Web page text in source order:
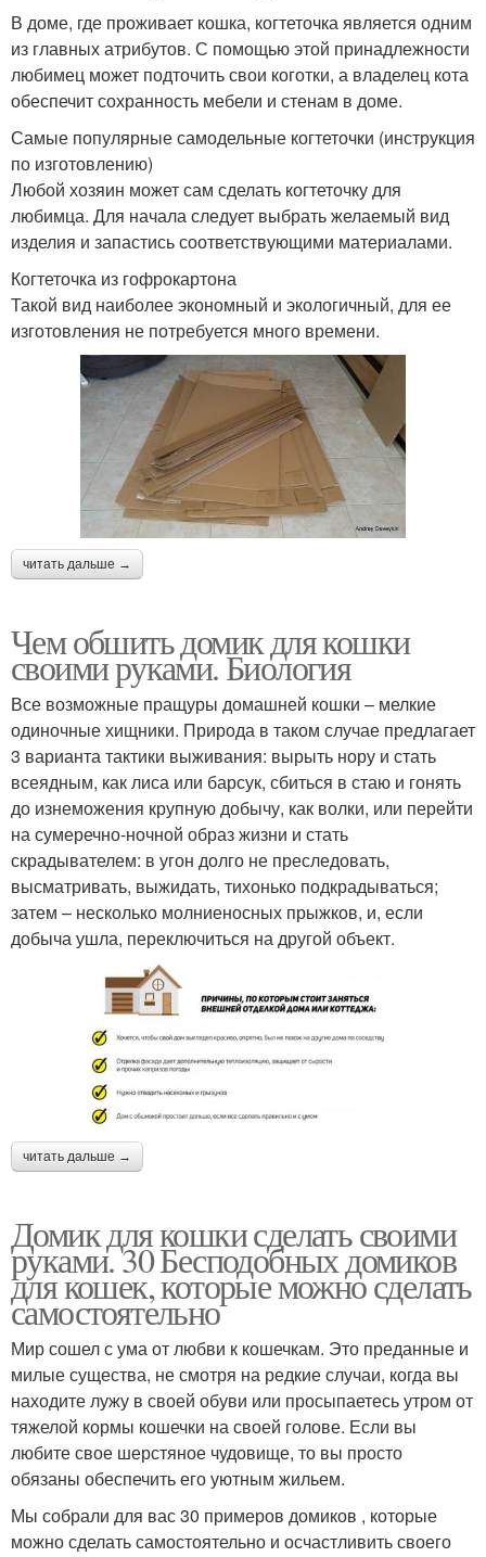
В доме, где проживает кошка, когтеточка является одним
из главных атрибутов. С помощью этой принадлежности
любимец может подточить свои коготки, а владелец кота
обеспечит сохранность мебели и стенам в доме.
Самые популярные самодельные когтеточки (инструкция
по изготовлению)
Любой хозяин может сам сделать когтеточку для
любимца. Для начала следует выбрать желаемый вид
изделия и запастись соответствующими материалами.
Когтеточка из гофрокартона
Такой вид наиболее экономный и экологичный, для ее
изготовления не потребуется много времени.
читать дальше →
Чем обшить домик для кошки
своими руками. Биология
Все возможные пращуры домашней кошки – мелкие
одиночные хищники. Природа в таком случае предлагает
3 варианта тактики выживания: вырыть нору и стать
всеядным, как лиса или барсук, сбиться в стаю и гонять
до изнеможения крупную добычу, как волки, или перейти
на сумеречно-ночной образ жизни и стать
скрадывателем: в угон долго не преследовать,
высматривать, выжидать, тихонько подкрадываться;
затем – несколько молниеносных прыжков, и, если
добыча ушла, переключиться на другой объект.
читать дальше →
Домик для кошки сделать своими
руками. 30 Бесподобных домиков
для кошек, которые можно сделать
самостоятельно
Мир сошел с ума от любви к кошечкам. Это преданные и
милые существа, не смотря на редкие случаи, когда вы
находите лужу в своей обуви или просыпаетесь утром от
тяжелой кормы кошечки на своей голове. Если вы
любите свое шерстяное чудовище, то вы просто
обязаны обеспечить его уютным жильем.
Мы собрали для вас 30 примеров домиков , которые
можно сделать самостоятельно и осчастливить своего